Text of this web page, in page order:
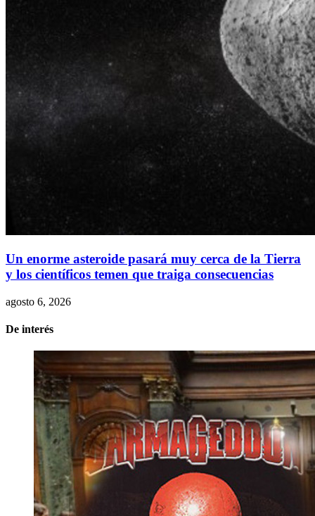
Un enorme asteroide pasará muy cerca de la Tierra
y los científicos temen que traiga consecuencias
agosto 6, 2026
De interés